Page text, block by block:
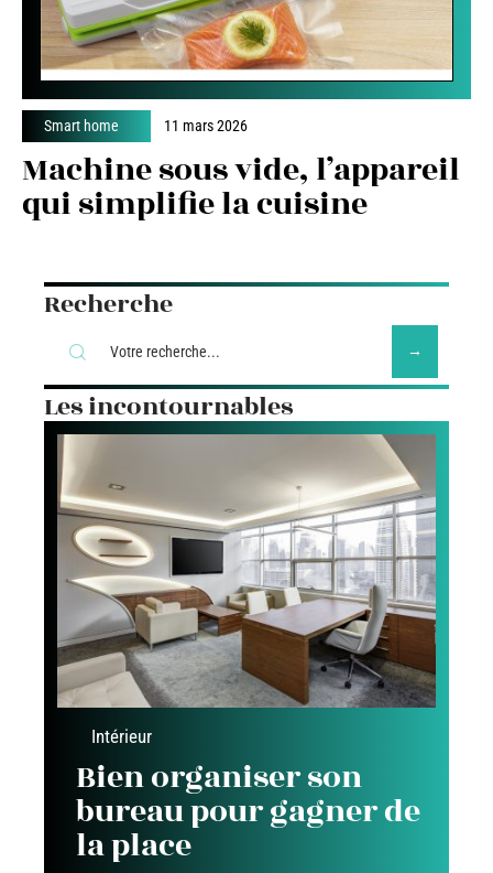
Smart home 11 mars 2026
Machine sous vide, l’appareil
qui simplifie la cuisine
Recherche
Les incontournables
Intérieur
Bien organiser son
bureau pour gagner de
la place